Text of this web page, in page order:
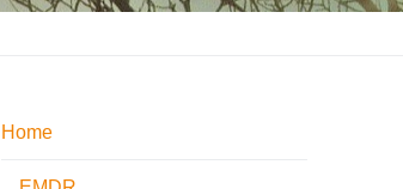
Home